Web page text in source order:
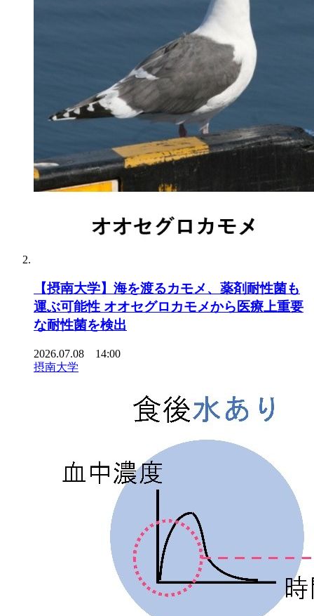
【摂南大学】海を渡るカモメ、薬剤耐性菌も
運ぶ可能性 オオセグロカモメから医療上重要
な耐性菌を検出
2026.07.08 14:00
摂南大学